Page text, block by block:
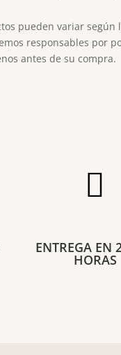
pueden variar según
responsables por
antes de su compra.

ENTREGA EN
HORAS